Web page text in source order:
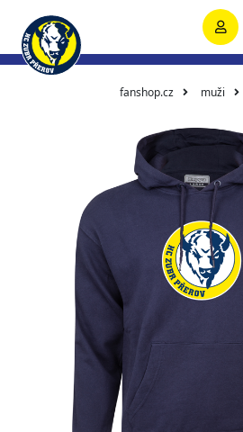
fanshop.cz muži